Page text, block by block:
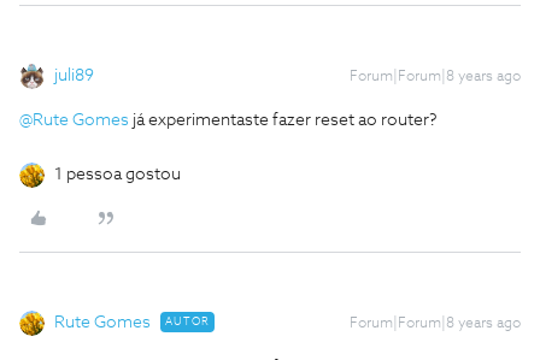
juli89 Forum|Forum|8 years ago
@Rute Gomes já experimentaste fazer reset ao router?
1 pessoa gostou
Rute Gomes AUTOR Forum|Forum|8 years ago